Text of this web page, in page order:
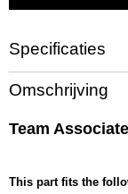
Specificaties
Productcode
9703
EAN code
9703
Omschrijving
Team
This part fits the